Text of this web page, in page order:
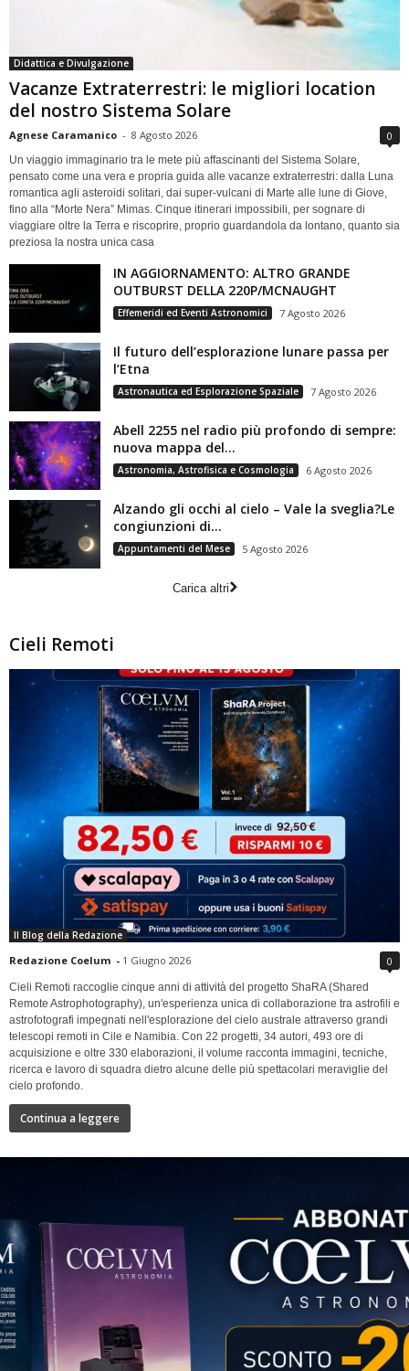
Didattica e Divulgazione
Vacanze Extraterrestri: le migliori location
del nostro Sistema Solare
Agnese Caramanico - 8 Agosto 2026 0
Un viaggio immaginario tra le mete più affascinanti del Sistema Solare,
pensato come una vera e propria guida alle vacanze extraterrestri: dalla Luna
romantica agli asteroidi solitari, dai super-vulcani di Marte alle lune di Giove,
fino alla “Morte Nera” Mimas. Cinque itinerari impossibili, per sognare di
viaggiare oltre la Terra e riscoprire, proprio guardandola da lontano, quanto sia
preziosa la nostra unica casa
IN AGGIORNAMENTO: ALTRO GRANDE
OUTBURST DELLA 220P/MCNAUGHT
Effemeridi ed Eventi Astronomici 7 Agosto 2026
Il futuro dell’esplorazione lunare passa per
l’Etna
Astronautica ed Esplorazione Spaziale 7 Agosto 2026
Abell 2255 nel radio più profondo di sempre:
nuova mappa del...
Astronomia, Astrofisica e Cosmologia 6 Agosto 2026
Alzando gli occhi al cielo – Vale la sveglia?Le
congiunzioni di...
Appuntamenti del Mese 5 Agosto 2026
Carica altri
Cieli Remoti
Il Blog della Redazione
Redazione Coelum - 1 Giugno 2026 0
Cieli Remoti raccoglie cinque anni di attività del progetto ShaRA (Shared
Remote Astrophotography), un'esperienza unica di collaborazione tra astrofili e
astrofotografi impegnati nell'esplorazione del cielo australe attraverso grandi
telescopi remoti in Cile e Namibia. Con 22 progetti, 34 autori, 493 ore di
acquisizione e oltre 330 elaborazioni, il volume racconta immagini, tecniche,
ricerca e lavoro di squadra dietro alcune delle più spettacolari meraviglie del
cielo profondo.
Continua a leggere